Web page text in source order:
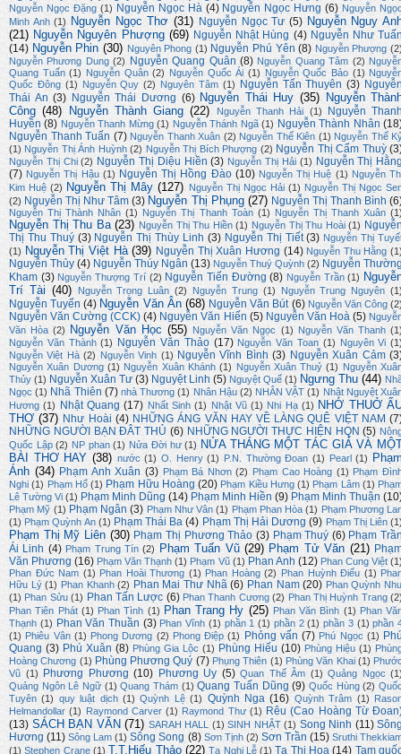
Nguyễn Ngọc Đặng (1) Nguyễn Ngọc Hà (4) Nguyễn Ngọc Hưng (6) Nguyễn
Minh Anh (1) Nguyễn Ngọc Thơ (31) Nguyễn Ngọc Tư (5) Nguyễn Nguy
(21) Nguyễn Nguyên Phượng (69) Nguyễn Nhật Hùng (4) Nguyễn Như
(14) Nguyễn Phin (30) Nguyên Phong (1) Nguyễn Phú Yên (8) Nguyễn Phượng
Nguyễn Phương Dung (2) Nguyễn Quang Quân (8) Nguyễn Quang Tâm (2)
Quang Tuấn (1) Nguyễn Quân (2) Nguyễn Quốc Ái (1) Nguyễn Quốc Bảo (1)
Quốc Đông (1) Nguyễn Quy (2) Nguyên Tâm (1) Nguyễn Tấn Thuyên (3)
Thái An (3) Nguyễn Thái Dương (6) Nguyễn Thái Huy (35)
Nguyễn
Công (48) Nguyễn Thành Giang (22) Nguyễn Thanh Hải (1)
Nguyễn
Huyền (8) Nguyễn Thanh Mừng (1) Nguyễn Thánh Ngã (1) Nguyễn Thành Nhân
Nguyễn Thanh Tuấn (7) Nguyễn Thanh Xuân (2) Nguyễn Thế Kiên (1) Nguyễn Thế
(1) Nguyễn Thị Ánh Huỳnh (2) Nguyễn Thị Bích Phượng (2) Nguyễn Thị Cẩm Thuỳ
Nguyễn Thị Chi (2) Nguyễn Thị Diệu Hiền (3) Nguyễn Thị Hải (1) Nguyễn Thị
(7) Nguyễn Thị Hậu (1) Nguyễn Thị Hồng Đào (10) Nguyễn Thị Huệ (1) Nguyễn
Kim Huệ (2) Nguyễn Thị Mây (127) Nguyễn Thị Ngọc Hải (1) Nguyễn Thị Ngọc
(2) Nguyễn Thị Như Tâm (3) Nguyễn Thị Phụng (27) Nguyễn Thị Thanh Bình
Nguyễn Thị Thành Nhân (1) Nguyễn Thị Thanh Toàn (1) Nguyễn Thị Thanh Xuân
Nguyễn Thị Thu Ba (23) Nguyễn Thị Thu Hiền (1) Nguyễn Thị Thu Hoài (1)
Thị Thu Thuý (3) Nguyễn Thị Thùy Linh (3) Nguyễn Thị Tiết (3) Nguyễn Thị
(1) Nguyễn Thị Việt Hà (39) Nguyễn Thị Xuân Hương (14) Nguyễn Thu Hằng
Nguyễn Thủy (4) Nguyễn Thúy Ngân (13) Nguyễn Thuý Quỳnh (2) Nguyễn
Kham (3) Nguyễn Thượng Trí (2) Nguyễn Tiến Đường (8) Nguyễn Trần (1)
Trí Tài (40) Nguyễn Trọng Luân (2) Nguyễn Trung (1) Nguyễn Trung Nguyên
Nguyễn Tuyển (4) Nguyễn Văn Ân (68) Nguyễn Văn Bút (6) Nguyễn Văn Công
Nguyễn Văn Cường (CCK) (4) Nguyễn Văn Hiến (5) Nguyễn Văn Hoà (5)
Văn Hòa (2) Nguyễn Văn Học (55) Nguyễn Văn Ngọc (1) Nguyễn Văn Thanh
Nguyễn Văn Thành (1) Nguyễn Văn Thảo (17) Nguyễn Văn Toan (1) Nguyên Vi
Nguyễn Việt Hà (2) Nguyễn Vinh (1) Nguyễn Vĩnh Bình (3) Nguyễn Xuân Cảm
Nguyễn Xuân Dương (1) Nguyễn Xuân Khánh (1) Nguyễn Xuân Thuỷ (1) Nguyễn
Thủy (1) Nguyễn Xuân Tư (3) Nguyệt Linh (5) Nguyệt Quế (1) Ngưng Thu (44)
Ngọc (1) Nhã Thiên (7) nhà Thương (1) Nhân Hậu (2) NHÂN VẬT (1) Nhật Nguyệt
Hương (1) Nhật Quang (17) Nhất Sinh (1) Nhật Vũ (1) Nhi Hạ (1) NHỚ THUỞ
THƠ (37) Như Hoài (4) NHỮNG ÁNG VĂN HAY VỀ LÀNG QUÊ VIỆT NAM
NHỮNG NGƯỜI BẠN ĐÂT THỦ (6) NHỮNG NGƯỜI THỰC HIỆN HQN (5)
Quốc Lập (2) NP phan (1) Nửa Đời hư (1) NỬA THÁNG MỘT TÁC GIẢ VÀ
BÀI THƠ HAY (38) nước (1) O. Henry (1) P.N. Thường Đoan (1) Pearl (1)
Ánh (34) Phạm Anh Xuân (3) Phạm Bá Nhơn (2) Phạm Cao Hoàng (1) Phạm
Nghi (1) Phạm Hổ (1) Phạm Hữu Hoàng (20) Phạm Kiều Hưng (1) Phạm Lâm (1)
Lê Tường Vi (1) Phạm Minh Dũng (14) Phạm Minh Hiền (9) Phạm Minh Thuận
Phạm Mỹ (1) Phạm Ngân (3) Phạm Như Vân (1) Phạm Phan Hòa (1) Phạm Phương
(1) Phạm Quỳnh An (1) Phạm Thái Ba (4) Phạm Thị Hải Dương (9) Phạm Thị Liên
Phạm Thị Mỹ Liên (30) Phạm Thị Phương Thảo (3) Phạm Thuý (6) Phạm
Ái Linh (4) Phạm Trung Tín (2) Phạm Tuấn Vũ (29) Phạm Tử Văn (21)
Văn Phương (16) Phạm Văn Thạnh (1) Phạm Vũ (1) Phan Anh (12) Phan Cung Việt
Phan Đức Nam (1) Phan Hoài Thương (1) Phan Hoàng (2) Phan Huỳnh Điểu (1)
Hữu Lý (1) Phan Khanh (2) Phan Mai Thư Nhã (6) Phan Nam (20) Phan Quỳnh
(1) Phan Sửu (1) Phan Tấn Lược (6) Phan Thanh Cương (2) Phan Thị Huỳnh Trang
Phan Tiên Phát (1) Phan Tình (1) Phan Trang Hy (25) Phan Văn Bình (1) Phan
Thạnh (1) Phan Văn Thuần (3) Phan Vĩnh (1) phần 1 (1) phần 2 (1) phần 3 (1) phần
(1) Phiêu Vân (1) Phong Dương (2) Phong Điệp (1) Phỏng vấn (7) Phú Ngọc (1)
Quang (3) Phú Xuân (8) Phùng Gia Lộc (1) Phùng Hiếu (10) Phùng Hiệu (1)
Hoàng Chương (1) Phùng Phương Quý (7) Phụng Thiên (1) Phùng Văn Khai (1)
Vũ (1) Phương Phương (10) Phương Uy (5) Quan Thế Âm (1) Quảng Ngọc
Quảng Ngôn Lê Ngữ (1) Quang Thám (1) Quang Tuấn Dũng (9) Quốc Hùng (2)
Tuyên (1) quy luật dịch (1) Quỳnh Lệ (1) Quỳnh Nga (16) Quỳnh Trâm (1)
Helmandollar (1) Raymond Carver (1) Raymond Thư (1) Rêu (Cao Hoàng Từ
(13) SÁCH BẠN VĂN (71) SARAH HALL (1) SINH NHẬT (1) Song Ninh (11)
Hương (11) Sông Lam (1) Sông Song (8) Sơn Tịnh (2) Sơn Trần (15) Sruthi
(1) Stephen Crane (1) T.T.Hiếu Thảo (22) Tạ Nghi Lễ (1) Tạ Thị Hoa (14) Tam